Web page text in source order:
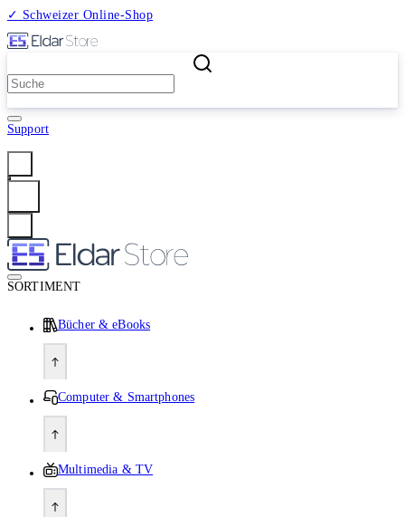
✓ Schweizer Online-Shop
Support
SORTIMENT
Bücher & eBooks
Computer & Smartphones
Multimedia & TV